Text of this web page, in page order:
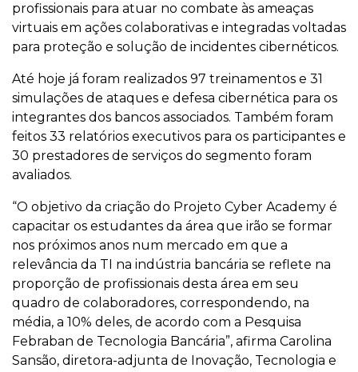
profissionais para atuar no combate às ameaças
virtuais em ações colaborativas e integradas voltadas
para proteção e solução de incidentes cibernéticos.
Até hoje já foram realizados 97 treinamentos e 31
simulações de ataques e defesa cibernética para os
integrantes dos bancos associados. Também foram
feitos 33 relatórios executivos para os participantes e
30 prestadores de serviços do segmento foram
avaliados.
“O objetivo da criação do Projeto Cyber Academy é
capacitar os estudantes da área que irão se formar
nos próximos anos num mercado em que a
relevância da TI na indústria bancária se reflete na
proporção de profissionais desta área em seu
quadro de colaboradores, correspondendo, na
média, a 10% deles, de acordo com a Pesquisa
Febraban de Tecnologia Bancária”, afirma Carolina
Sansão, diretora-adjunta de Inovação, Tecnologia e